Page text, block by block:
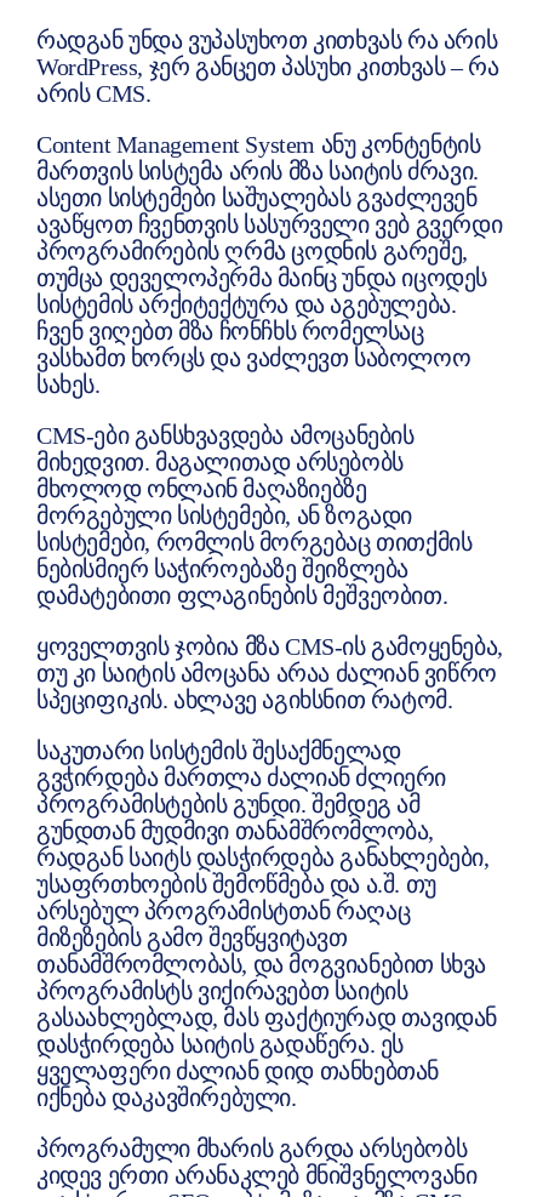
რადგან უნდა ვუპასუხოთ კითხვას რა არის
WordPress, ჯერ განცეთ პასუხი კითხვას – რა
არის CMS.
Content Management System ანუ კონტენტის
მართვის სისტემა არის მზა საიტის ძრავი.
ასეთი სისტემები საშუალებას გვაძლევენ
ავაწყოთ ჩვენთვის სასურველი ვებ გვერდი
პროგრამირების ღრმა ცოდნის გარეშე,
თუმცა დეველოპერმა მაინც უნდა იცოდეს
სისტემის არქიტექტურა და აგებულება.
ჩვენ ვიღებთ მზა ჩონჩხს რომელსაც
ვასხამთ ხორცს და ვაძლევთ საბოლოო
სახეს.
CMS-ები განსხვავდება ამოცანების
მიხედვით. მაგალითად არსებობს
მხოლოდ ონლაინ მაღაზიებზე
მორგებული სისტემები, ან ზოგადი
სისტემები, რომლის მორგებაც თითქმის
ნებისმიერ საჭიროებაზე შეიზლება
დამატებითი ფლაგინების მეშვეობით.
ყოველთვის ჯობია მზა CMS-ის გამოყენება,
თუ კი საიტის ამოცანა არაა ძალიან ვიწრო
სპეციფიკის. ახლავე აგიხსნით რატომ.
საკუთარი სისტემის შესაქმნელად
გვჭირდება მართლა ძალიან ძლიერი
პროგრამისტების გუნდი. შემდეგ ამ
გუნდთან მუდმივი თანამშრომლობა,
რადგან საიტს დასჭირდება განახლებები,
უსაფრთხოების შემოწმება და ა.შ. თუ
არსებულ პროგრამისტთან რაღაც
მიზეზების გამო შევწყვიტავთ
თანამშრომლობას, და მოგვიანებით სხვა
პროგრამისტს ვიქირავებთ საიტის
გასაახლებლად, მას ფაქტიურად თავიდან
დასჭირდება საიტის გადაწერა. ეს
ყველაფერი ძალიან დიდ თანხებთან
იქნება დაკავშირებული.
პროგრამული მხარის გარდა არსებობს
კიდევ ერთი არანაკლებ მნიშვნელოვანი